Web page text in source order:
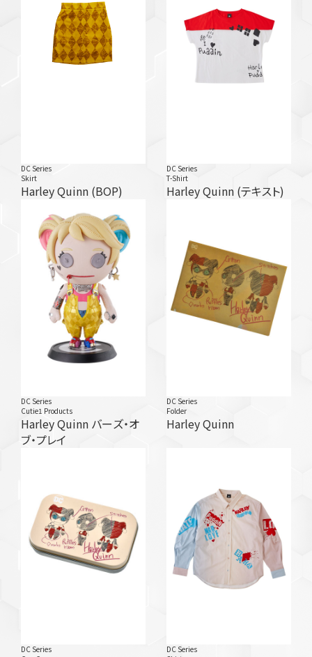
DC Series
Skirt
Harley Quinn (BOP)
DC Series
T-Shirt
Harley Quinn (テキスト)
DC Series
Cutie1 Products
Harley Quinn バーズ・オ
ブ・プレイ
DC Series
Folder
Harley Quinn
DC Series
DC Series